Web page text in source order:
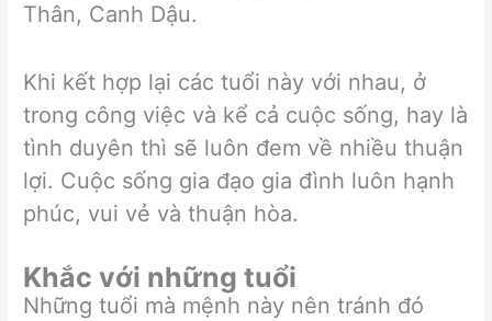
Thân, Canh Dậu.
Khi kết hợp lại các tuổi này với nhau, ở
trong công việc và kể cả cuộc sống, hay là
tình duyên thì sẽ luôn đem về nhiều thuận
lợi. Cuộc sống gia đạo gia đình luôn hạnh
phúc, vui vẻ và thuận hòa.
Khắc với những tuổi
Những tuổi mà mệnh này nên tránh đó